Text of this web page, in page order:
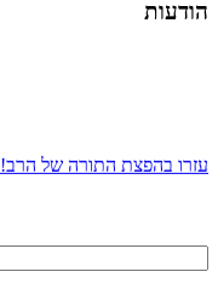
הודעות
עזרו בהפצת התורה של הרב!